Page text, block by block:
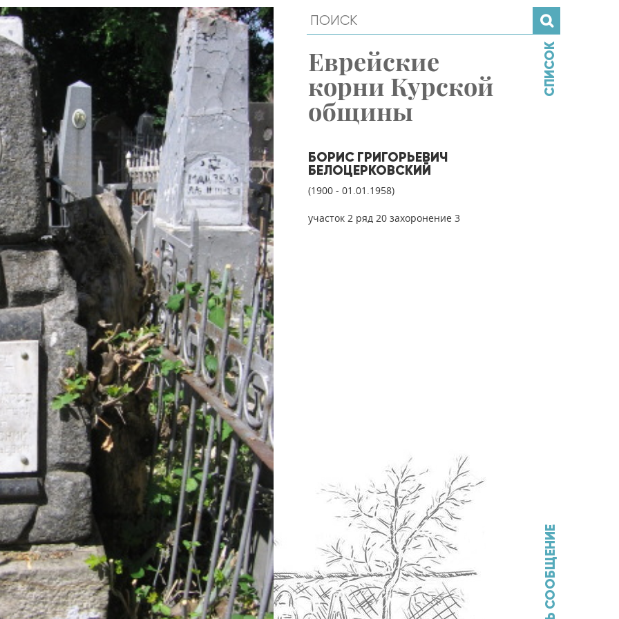
Еврейские
корни Курской
общины
БОРИС ГРИГОРЬЕВИЧ
БЕЛОЦЕРКОВСКИЙ
(1900 - 01.01.1958)
участок 2 ряд 20 захоронение 3
СПИСОК